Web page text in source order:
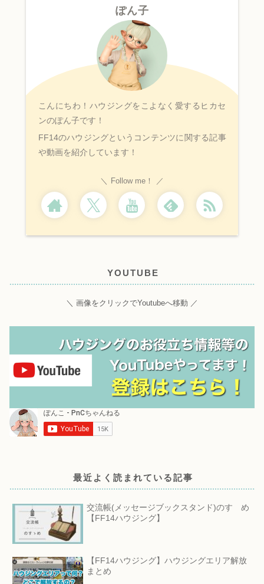
ぽん子
こんにちわ！ハウジングをこよなく愛するヒカセ
ンのぽん子です！
FF14のハウジングというコンテンツに関する記事
や動画を紹介しています！
Follow me！
YOUTUBE
＼ 画像をクリックでYoutubeへ移動 ／
最近よく読まれている記事
交流帳(メッセージブックスタンド)のすゝめ
【FF14ハウジング】
【FF14ハウジング】ハウジングエリア解放
まとめ